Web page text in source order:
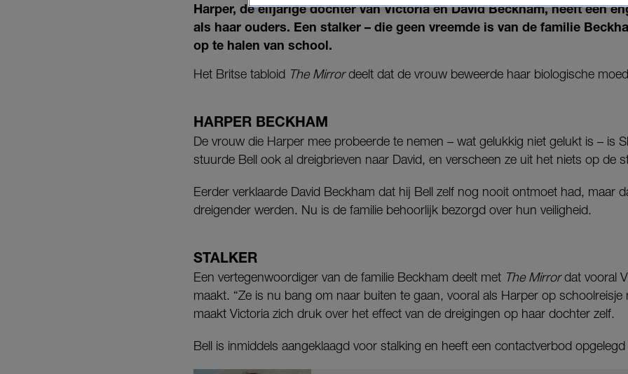
Harper, de elfjarige dochter van Victoria en David Beckham, heeft een
als haar ouders. Een stalker – die geen vreemde is van de familie
op te halen van school.
Het Britse tabloid The Mirrordeelt dat de vrouw beweerde haar biologische
HARPER BECKHAM
De vrouw die Harper mee probeerde te nemen – wat gelukkig niet gelukt is – is
stuurde Bell ook al dreigbrieven naar David, en verscheen ze uit het niets op de
Eerder verklaarde David Beckham dat hij Bell zelf nog nooit ontmoet had, maar
dreigender werden. Nu is de familie behoorlijk bezorgd over hun veiligheid.
STALKER
Een vertegenwoordiger van de familie Beckham deelt met The Mirrordat vooral
maakt. “Ze is nu bang om naar buiten te gaan, vooral als Harper op schoolreisje
maakt Victoria zich druk over het effect van de dreigingen op haar dochter zelf.
Bell is inmiddels aangeklaagd voor stalking en heeft een contactverbod